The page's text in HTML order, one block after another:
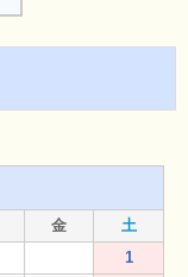
金
土
1